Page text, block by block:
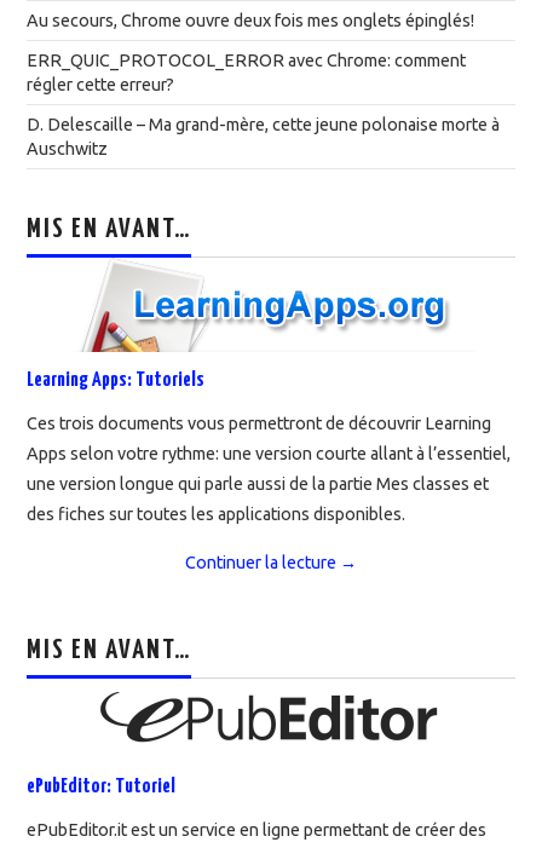
Au secours, Chrome ouvre deux fois mes onglets épinglés!
ERR_QUIC_PROTOCOL_ERROR avec Chrome: comment
régler cette erreur?
D. Delescaille – Ma grand-mère, cette jeune polonaise morte à
Auschwitz
MIS EN AVANT…
Learning Apps: Tutoriels
Ces trois documents vous permettront de découvrir Learning
Apps selon votre rythme: une version courte allant à l’essentiel,
une version longue qui parle aussi de la partie Mes classes et
des fiches sur toutes les applications disponibles.
Continuer la lecture →
MIS EN AVANT…
ePubEditor: Tutoriel
ePubEditor.it est un service en ligne permettant de créer des